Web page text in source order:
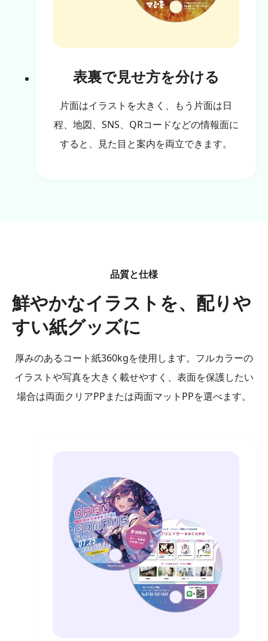
表裏で見せ方を分ける
片面はイラストを大きく、もう片面は日
程、地図、SNS、QRコードなどの情報面に
すると、見た目と案内を両立できます。
品質と仕様
鮮やかなイラストを、配りや
すい紙グッズに
厚みのあるコート紙360kgを使用します。フルカラーの
イラストや写真を大きく載せやすく、表面を保護したい
場合は両面クリアPPまたは両面マットPPを選べます。